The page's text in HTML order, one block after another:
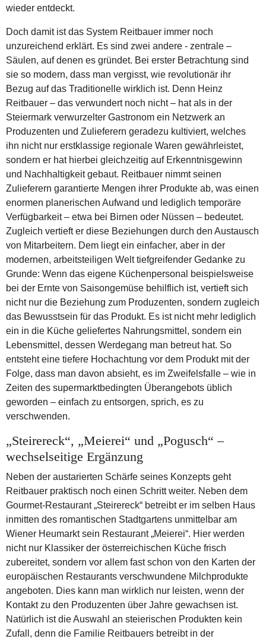
wieder entdeckt.
Doch damit ist das System Reitbauer immer noch
unzureichend erklärt. Es sind zwei andere - zentrale –
Säulen, auf denen es gründet. Bei erster Betrachtung sind
sie so modern, dass man vergisst, wie revolutionär ihr
Bezug auf das Traditionelle wirklich ist. Denn Heinz
Reitbauer – das verwundert noch nicht – hat als in der
Steiermark verwurzelter Gastronom ein Netzwerk an
Produzenten und Zulieferern geradezu kultiviert, welches
ihn nicht nur erstklassige regionale Waren gewährleistet,
sondern er hat hierbei gleichzeitig auf Erkenntnisgewinn
und Nachhaltigkeit gebaut. Reitbauer nimmt seinen
Zulieferern garantierte Mengen ihrer Produkte ab, was einen
enormen planerischen Aufwand und lediglich temporäre
Verfügbarkeit – etwa bei Birnen oder Nüssen – bedeutet.
Zugleich vertieft er diese Beziehungen durch den Austausch
von Mitarbeitern. Dem liegt ein einfacher, aber in der
modernen, arbeitsteiligen Welt tiefgreifender Gedanke zu
Grunde: Wenn das eigene Küchenpersonal beispielsweise
bei der Ernte von Saisongemüse behilflich ist, vertieft sich
nicht nur die Beziehung zum Produzenten, sondern zugleich
das Bewusstsein für das Produkt. Es ist nicht mehr lediglich
ein in die Küche geliefertes Nahrungsmittel, sondern ein
Lebensmittel, dessen Werdegang man betreut hat. So
entsteht eine tiefere Hochachtung vor dem Produkt mit der
Folge, dass man davon absieht, es im Zweifelsfalle – wie in
Zeiten des supermarktbedingten Überangebots üblich
geworden – einfach zu entsorgen, sprich, es zu
verschwenden.
„Steirereck“, „Meierei“ und „Pogusch“ –
wechselseitige Ergänzung
Neben der austarierten Schärfe seines Konzepts geht
Reitbauer praktisch noch einen Schritt weiter. Neben dem
Gourmet-Restaurant „Steirereck“ betreibt er im selben Haus
inmitten des romantischen Stadtgartens unmittelbar am
Wiener Heumarkt sein Restaurant „Meierei“. Hier werden
nicht nur Klassiker der österreichischen Küche frisch
zubereitet, sondern vor allem fast schon von den Karten der
europäischen Restaurants verschwundene Milchprodukte
angeboten. Dies kann man wirklich nur leisten, wenn der
Kontakt zu den Produzenten über Jahre gewachsen ist.
Natürlich ist die Auswahl an steierischen Produkten kein
Zufall, denn die Familie Reitbauers betreibt in der